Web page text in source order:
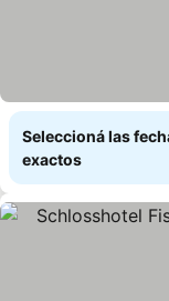
Seleccioná las
exactos